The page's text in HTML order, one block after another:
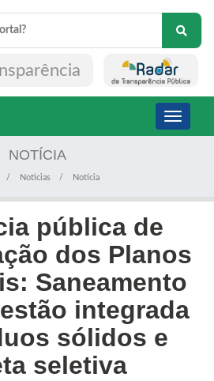
Toggle
NOTÍCIA
Noticias Notícia
pública de
dos Planos
Saneamento
integrada
sólidos e
seletiva